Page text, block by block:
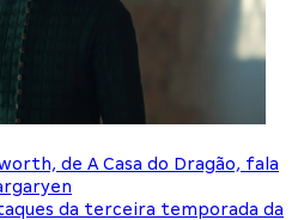
de A Casa do Dragão, fala
da terceira temporada da